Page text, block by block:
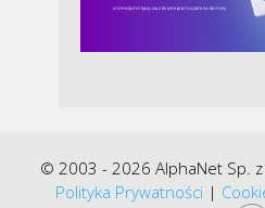
© 2003 - 2026 AlphaNet Sp.
Polityka Prywatności |